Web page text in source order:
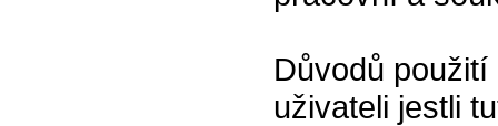
Důvodů
uživateli jestli